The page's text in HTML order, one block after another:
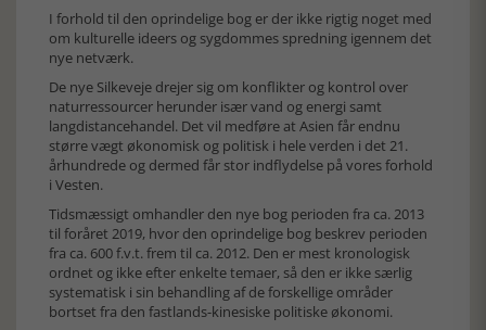
I forhold til den oprindelige bog er der ikke rigtig noget med
om kulturelle ideers og sygdommes spredning igennem det
nye netværk.
De nye Silkeveje drejer sig om konflikter og kontrol over
naturressourcer herunder især vand og energi samt
langdistancehandel. Det vil medføre at Asien får endnu
større vægt økonomisk og politisk i hele verden i det 21.
århundrede og dermed får stor indflydelse på vores forhold
i Vesten.
Tidsmæssigt omhandler den nye bog perioden fra ca. 2013
til foråret 2019, hvor den oprindelige bog beskrev perioden
fra ca. 600 f.v.t. frem til ca. 2012. Den er mest kronologisk
ordnet og ikke efter enkelte temaer, så den er ikke særlig
systematisk i sin behandling af de forskellige områder
bortset fra den fastlands-kinesiske politiske økonomi.